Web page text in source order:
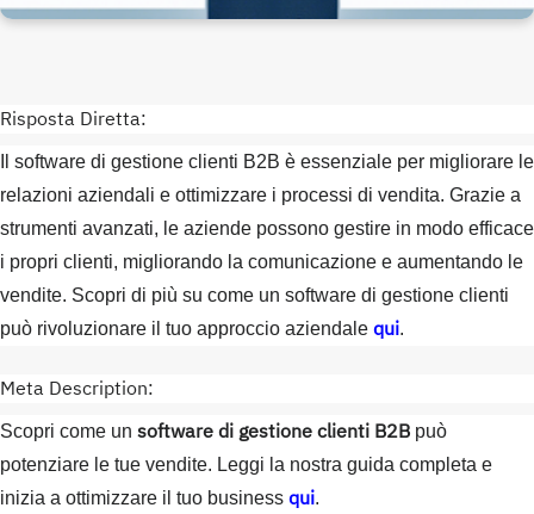
Risposta Diretta:
Il software di gestione clienti B2B è essenziale per migliorare le
relazioni aziendali e ottimizzare i processi di vendita. Grazie a
strumenti avanzati, le aziende possono gestire in modo efficace
i propri clienti, migliorando la comunicazione e aumentando le
vendite. Scopri di più su come un software di gestione clienti
può rivoluzionare il tuo approccio aziendale qui.
Meta Description:
Scopri come un software di gestione clienti B2B può
potenziare le tue vendite. Leggi la nostra guida completa e
inizia a ottimizzare il tuo business qui.